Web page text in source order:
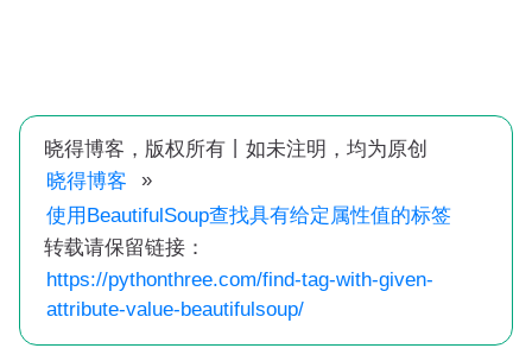
晓得博客，版权所有丨如未注明，均为原创
晓得博客
»
使用BeautifulSoup查找具有给定属性值的标签
转载请保留链接：
https://pythonthree.com/find-tag-with-given-
attribute-value-beautifulsoup/